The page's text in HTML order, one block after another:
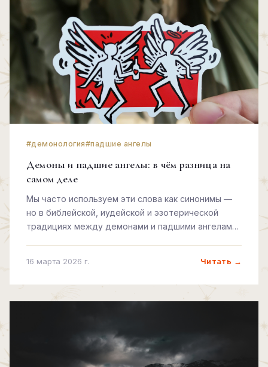
#демонология#падшие ангелы
Демоны и падшие ангелы: в чём разница на
самом деле
Мы часто используем эти слова как синонимы —
но в библейской, иудейской и эзотерической
традициях между демонами и падшими ангелами
16 марта 2026 г. Читать →